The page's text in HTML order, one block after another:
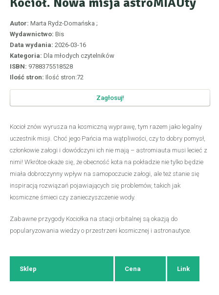
Autor: Marta Rydz-Domańska ;
Wydawnictwo: Bis
Data wydania: 2026-03-16
Kategoria: Dla młodych czytelników
ISBN: 9788375518528
Ilość stron: Ilość stron:72
Zagłosuj!
Kocioł znów wyrusza na kosmiczną wyprawę, tym razem jako legalny
uczestnik misji. Choć jego Pańcia ma wątpliwości, czy to dobry pomysł,
członkowie załogi i dowódczyni ich nie mają – astromiauta musi lecieć z
nimi! Wkrótce okaże się, że obecność kota na pokładzie nie tylko będzie
miała dobroczynny wpływ na samopoczucie załogi, ale też stanie się
inspiracją rozwiązań pojawiających się problemów, takich jak
kosmiczne śmieci czy zanieczyszczenie wody.
Zabawne przygody Kociołka na stacji orbitalnej są okazją do
popularyzowania wiedzy o przestrzeni kosmicznej i astronautyce.
Sklep Cena Link